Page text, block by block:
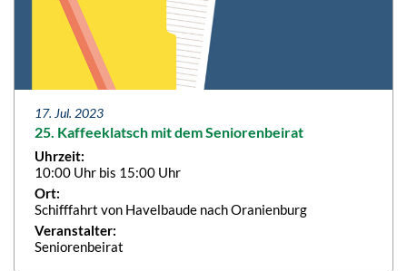
17. Jul. 2023
25. Kaffeeklatsch mit dem Seniorenbeirat
Uhrzeit:
10:00 Uhr bis 15:00 Uhr
Ort:
Schifffahrt von Havelbaude nach Oranienburg
Veranstalter:
Seniorenbeirat